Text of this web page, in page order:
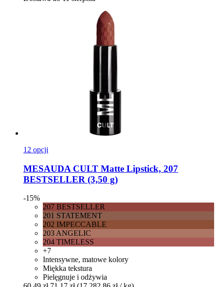
12 opcji
MESAUDA CULT Matte Lipstick, 207
BESTSELLER (3,50 g)
-15%
207 BESTSELLER
201 STATEMENT
202 IMPECCABLE
203 ANGELIC
204 TIMELESS
+7
Intensywne, matowe kolory
Miękka tekstura
Pielęgnuje i odżywia